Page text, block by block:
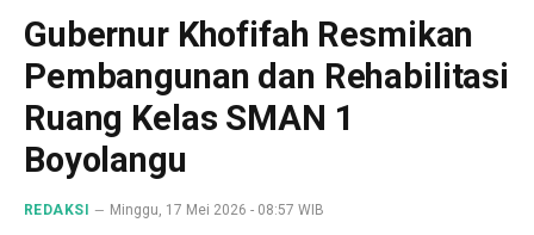
Gubernur Khofifah Resmikan
Pembangunan dan Rehabilitasi
Ruang Kelas SMAN 1
Boyolangu
REDAKSI Minggu, 17 Mei 2026 - 08:57 WIB